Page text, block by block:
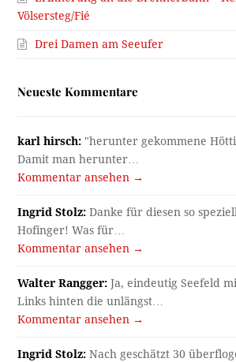
Völsersteg/Fié
Drei Damen am Seeufer
Neueste Kommentare
karl hirsch: "herunter gekommene
Damit man herunter…
Kommentar ansehen →
Ingrid Stolz: Danke für diesen so
Hofinger! Was für…
Kommentar ansehen →
Walter Rangger: Ja, eindeutig Seefeld
Links hinten die unlängst…
Kommentar ansehen →
Ingrid Stolz: Nach geschätzt 30